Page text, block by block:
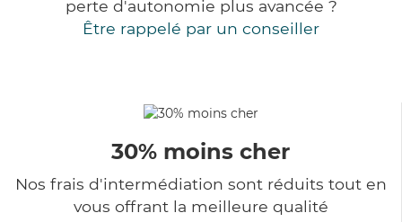
perte d'autonomie plus avancée ?
Être rappelé par un conseiller
30% moins cher
Nos frais d'intermédiation sont réduits tout en
vous offrant la meilleure qualité